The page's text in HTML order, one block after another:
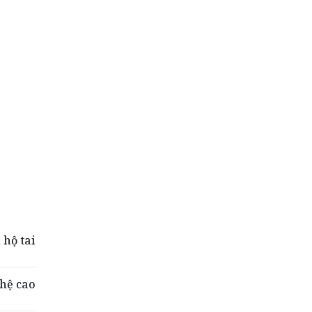
hộ tai
cao